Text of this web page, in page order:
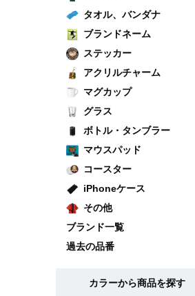
タオル、バンダナ
ブランドネーム
ステッカー
アクリルチャーム
マグカップ
グラス
ボトル・タンブラー
マウスパッド
コースター
iPhoneケース
その他
ブランド一覧
過去の品番
カラーから商品を探す